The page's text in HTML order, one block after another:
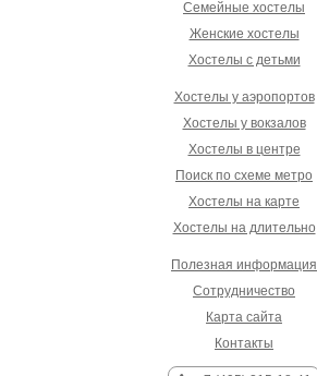
Семейные хостелы
Женские хостелы
Хостелы с детьми
Хостелы у аэропортов
Хостелы у вокзалов
Хостелы в центре
Поиск по схеме метро
Хостелы на карте
Хостелы на длительно
Полезная информация
Сотрудничество
Карта сайта
Контакты